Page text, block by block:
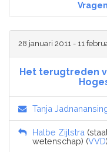
28 januari 2011 - 11
Het terugtreden
Tanja
Halbe Zijlstra
wetenschap) (VVD)